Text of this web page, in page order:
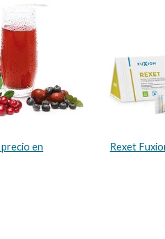
en
Rexet